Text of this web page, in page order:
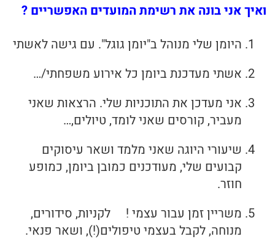
ואיך אני בונה את רשימת המועדים האפשריים ?
היומן שלי מנוהל ב"יומן גוגל". עם גישה לאשתי
אשתי מעדכנת ביומן כל אירוע משפחתי/…
אני מעדכן את התוכניות שלי. הרצאות שאני
מעביר, קורסים שאני לומד, טיולים,…
שיעורי היוגה שאני מלמד ושאר עיסוקים
קבועים שלי, מעודכנים כמובן ביומן, כמופע
חוזר.
משריין זמן עבור עצמי ! לקניות, סידורים,
מנוחה, לקבל בעצמי טיפולים(!), ושאר פנאי.